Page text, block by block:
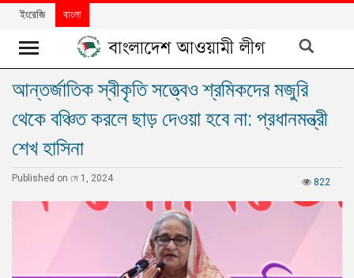
খবর
দলের
নিবন্ধ
ইংরেজি বাংলা
আন্তর্জাতিক স্বীকৃতি সত্ত্বেও শ্রমিকদের মজুরি
থেকে বঞ্চিত করলে ছাড় দেওয়া হবে না: প্রধানমন্ত্রী
শেখ হাসিনা
822
Published on মে 1, 2024